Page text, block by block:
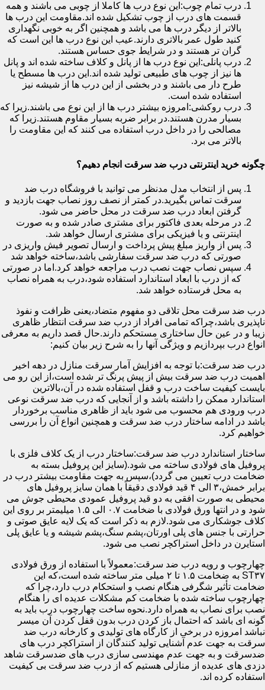
درب تمام چوب:این نوع درب ها کاملا از چوبی می باشند و همه
قسمت های درب از چوب تشکیل شده اند.مقاومت این درب ها
بالاتر از دیگر درب ها می باشد و همچنین اگر به خوبی نگهداری
کنید طول عمر بالاتری دارند.عیب این نوع درب ها این است که
گران تر هستند و در شرایط جوی حساس هستند.
درب پانلی:این نوع درب ها از پانل و کلاف ساخته شده اند و پانل
ها نیز از چوب های طبیعی تولید شده اند.این درب ها مسطح یا
طرح دار می باشند و در بخشی از این درب ها از شیشه نیز
استفاده شده است.
درب روکشی:امروزه بیشتر درب ها از این نوع می باشند.زیرا که
بسیار مدرن هستند.در برابر ضربه بسیار مقاوم هستند.زیرا که
مصالحی را در داخل درب استفاده می کنند که این مقاومت را
بالاتر می برد.
چگونه خرید اینترنتی درب ضد سرقت انجام دهیم؟
پس از انتخاب مدل مدنظر می توانید با فروشگاه درب ضد
سرقت تماس بگیرید.در کمتر از نصف روز نصاب جهت بازدید و
گرفتن ابعاد درب ضد سرقت در محل حاضر می شود.
در مرحله بعدی فاکتور برای مشتری صادر شده و به صورت
اینترنتی و یا فیزیکی برای مشتری ارسال خواهد شد.
پس از واریز مبلغ پیش پرداخت و ارسال تصویر فیش واریزی در
صورتی که درب ضد سرقت سفارشی باشد،ساخته خواهد شد
سپس نصاب جهت نصب درب مراجعه خواهد کرد.اما در صورتی
که از درب با ابعاد استاندارد استفاده شود،درب به همراه نصاب
به محل فرستاده خواهد شد.
درب ضد سرقت محل تلاقی دو مفهوم متضاد،یعنی ظرافت و نفوذ
ناپذیری باشد،چراکه تمامی افراد از درب ضد سرقت انتظار ظاهری
زیبا و در عین حال ساختاری مستحکم دارند.حال قصد داریم به معرفی
انواع درب بپردازیم و ویژگی آنها را به شرح زیر بیان کنیم:
درب ضد سرقت:با توجه به افزایش آمار سرقت منازل در دهه اخیر
اهمیت درب ضد سرقت بیش از پیش پرنگ تر شده است،از این رو می
بایست کیفیت ساخت درب و قفل استفاده شده در آن،بالاترین
استاندارد ممکن را داشته باشد و از آنجایی که درب ضد سرقت نوعی
درب ورودی هم محسوب می شود باید از ظاهری مناسب برخوردار
باشد در ادامه ساختار درب ضد سرقت و همچنین انواع آن را بررسی
خواهیم کرد.
ساختار استاندارد درب ضد سرقت:ساختار درب از یک کلاف فلزی با
پروفیل های فولادی ساخته می شود.(سایز این پروفیل بسته به
ضخامت درب تعیین می گردد)،سپس به جهت مقاومت بیشتر درب در
برابر خمش،۳ الی ۴ قید فولادی دقیقاً با همان سایز پروفیل های
محیطی به صورت افقی به دو قید پروفیل عمودی محیطی جوش می
شود و در انتها ورق فولادی با ضخامت ۰.۷ الی ۱.۵ میلیمتر بر روی این
کلاف جوشکاری می شود.لازم به ذکر است که یک لایه عایق صوتی و
حرارتی با جنس های پلی اورتان،پشم سنگ،پشم شیشه و یا عایق پلی
استایرن در داخل استراکچر نصب می شود.
چهارچوب و رویه درب ضد سرقت:معمولاً با استفاده از ورق فولادی
ST۳۷ به ضخامت ۱.۵ تا ۲ میلی متر ساخته شده است،که این
ضخامت تأثیر شگرفی هنگام نصب و استحکام درب دارد،چرا که
چهارچوب ساخته شده با ضخامت کم مشکلات عدیده ای را هنگام
نصب برای نصاب به همراه دارد.نحوه ساخت چهارچوب درب باید به
گونه ای باشد که احتمال باز کردن درب بدون قفل کردن آن میسر
نباشد امروزه در برخی از کارگاه های تولیدی و کارخانه درب ضد
سرقت به جهت عدم آشنایی تولید کنندگان از استراکچر درب های
ضدسرقت و به جهت عدم مهندسی سازی درب های ضدسرقت شاهد
دزدی های عدیده از منازلی هستیم که از درب ضد سرقت بی کیفیت
استفاده کرده اند.